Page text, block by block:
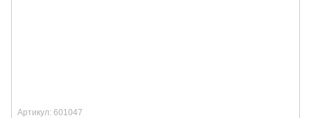
Артикул: 601047